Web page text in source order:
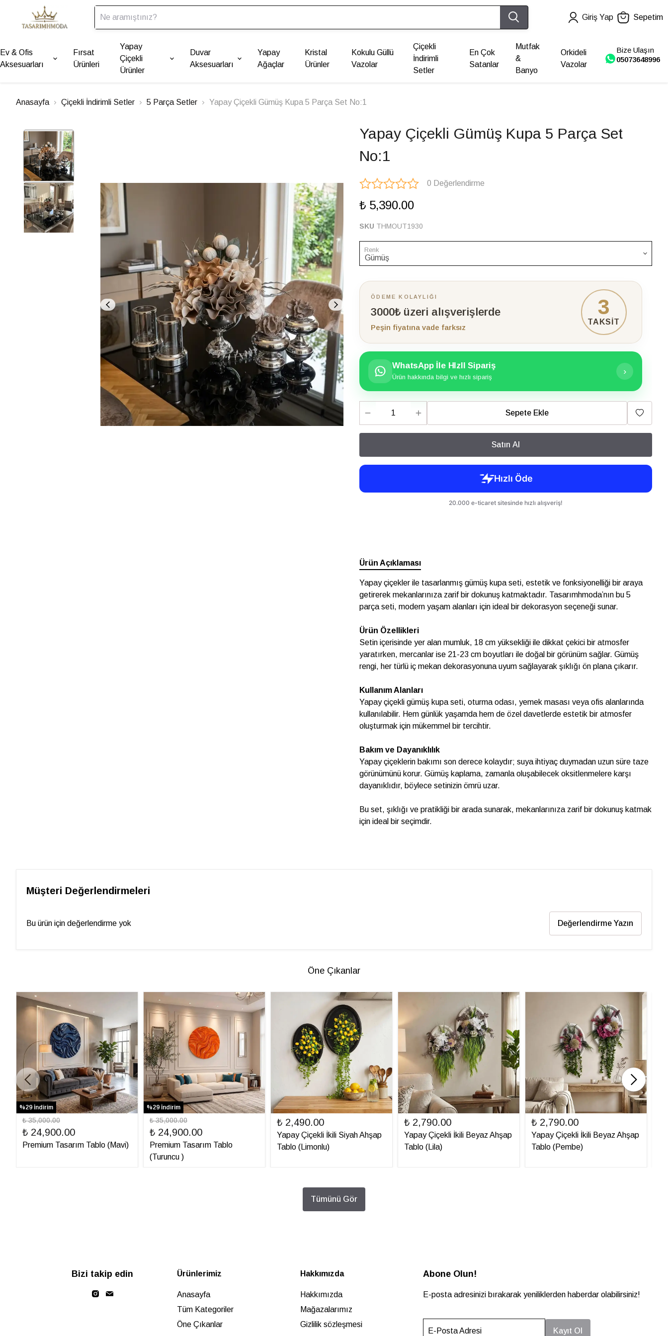
Giriş Yap Sepetim
Ev & Ofis
Aksesuarları
Fırsat
Ürünleri
Yapay
Çiçekli
Ürünler
Duvar
Aksesuarları
Yapay
Ağaçlar
Kristal
Ürünler
Kokulu Güllü
Vazolar
Çiçekli
İndirimli
Setler
En Çok
Satanlar
Mutfak
&
Banyo
Orkideli
Vazolar
Bize Ulaşın
05073648996
Anasayfa Çiçekli İndirimli Setler 5 Parça Setler Yapay Çiçekli Gümüş Kupa 5 Parça Set No:1
Yapay Çiçekli Gümüş Kupa 5 Parça Set
No:1
0 Değerlendirme
₺ 5,390.00
SKU THMOUT1930
Renk
ÖDEME KOLAYLIĞI
3000₺ üzeri alışverişlerde
Peşin fiyatına vade farksız
3
TAKSİT
WhatsApp İle HIzlI Sipariş
Ürün hakkında bilgi ve hızlı sipariş
›
Sepete Ekle
Satın Al
Ürün Açıklaması
Yapay çiçekler ile tasarlanmış gümüş kupa seti, estetik ve fonksiyonelliği bir araya
getirerek mekanlarınıza zarif bir dokunuş katmaktadır. Tasarımhmoda’nın bu 5
parça seti, modern yaşam alanları için ideal bir dekorasyon seçeneği sunar.
Ürün Özellikleri
Setin içerisinde yer alan mumluk, 18 cm yüksekliği ile dikkat çekici bir atmosfer
yaratırken, mercanlar ise 21-23 cm boyutları ile doğal bir görünüm sağlar. Gümüş
rengi, her türlü iç mekan dekorasyonuna uyum sağlayarak şıklığı ön plana çıkarır.
Kullanım Alanları
Yapay çiçekli gümüş kupa seti, oturma odası, yemek masası veya ofis alanlarında
kullanılabilir. Hem günlük yaşamda hem de özel davetlerde estetik bir atmosfer
oluşturmak için mükemmel bir tercihtir.
Bakım ve Dayanıklılık
Yapay çiçeklerin bakımı son derece kolaydır; suya ihtiyaç duymadan uzun süre taze
görünümünü korur. Gümüş kaplama, zamanla oluşabilecek oksitlenmelere karşı
dayanıklıdır, böylece setinizin ömrü uzar.
Bu set, şıklığı ve pratikliği bir arada sunarak, mekanlarınıza zarif bir dokunuş katmak
için ideal bir seçimdir.
Müşteri Değerlendirmeleri
Bu ürün için değerlendirme yok Değerlendirme Yazın
Öne Çıkanlar
%29 İndirim
₺ 35,000.00
₺ 24,900.00
Premium Tasarım Tablo (Mavi)
%29 İndirim
₺ 35,000.00
₺ 24,900.00
Premium Tasarım Tablo
(Turuncu )
₺ 2,490.00
Yapay Çiçekli İkili Siyah Ahşap
Tablo (Limonlu)
₺ 2,790.00
Yapay Çiçekli İkili Beyaz Ahşap
Tablo (Lila)
₺ 2,790.00
Yapay Çiçekli İkili Beyaz Ahşap
Tablo (Pembe)
Tümünü Gör
Bizi takip edin Ürünlerimiz
Anasayfa
Tüm Kategoriler
Öne Çıkanlar
Hakkımızda
Hakkımızda
Mağazalarımız
Gizlilik sözleşmesi
Abone Olun!
E-posta adresinizi bırakarak yeniliklerden haberdar olabilirsiniz!
E-Posta Adresi Kayıt Ol